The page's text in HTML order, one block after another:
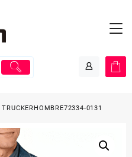
TRUCKERHOMBRE72334-0131